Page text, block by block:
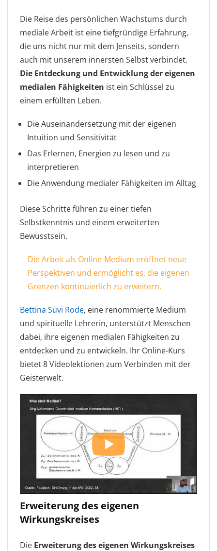
Die Reise des persönlichen Wachstums durch
mediale Arbeit ist eine tiefgründige Erfahrung,
die uns nicht nur mit dem Jenseits, sondern
auch mit unserem innersten Selbst verbindet.
Die Entdeckung und Entwicklung der eigenen
medialen Fähigkeiten ist ein Schlüssel zu
einem erfüllten Leben.
Die Auseinandersetzung mit der eigenen
Intuition und Sensitivität
Das Erlernen, Energien zu lesen und zu
interpretieren
Die Anwendung medialer Fähigkeiten im Alltag
Diese Schritte führen zu einer tiefen
Selbstkenntnis und einem erweiterten
Bewusstsein.
Die Arbeit als Online-Medium eröffnet neue
Perspektiven und ermöglicht es, die eigenen
Grenzen kontinuierlich zu erweitern.
Bettina Suvi Rode, eine renommierte Medium
und spirituelle Lehrerin, unterstützt Menschen
dabei, ihre eigenen medialen Fähigkeiten zu
entdecken und zu entwickeln. Ihr Online-Kurs
bietet 8 Videolektionen zum Verbinden mit der
Geisterwelt.
Erweiterung des eigenen
Wirkungskreises
Die Erweiterung des eigenen Wirkungskreises